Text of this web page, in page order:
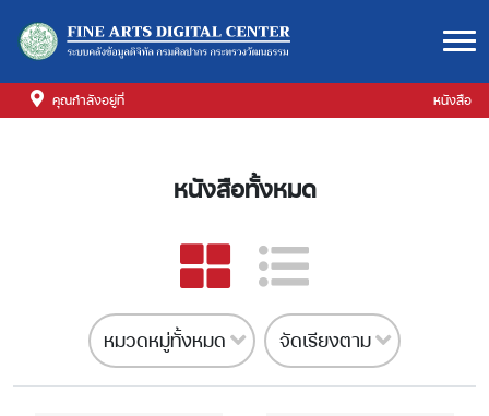
คุณกำลังอยู่ที่ หนังสือ
หนังสือทั้งหมด
หมวดหมู่ทั้งหมด จัดเรียงตาม